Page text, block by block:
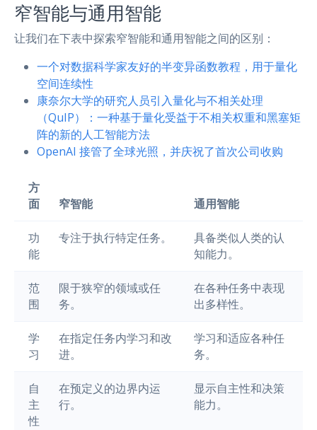
窄智能与通用智能
让我们在下表中探索窄智能和通用智能之间的区别：
一个对数据科学家友好的半变异函数教程，用于量化
空间连续性
康奈尔大学的研究人员引入量化与不相关处理
（QuIP）：一种基于量化受益于不相关权重和黑塞矩
阵的新的人工智能方法
OpenAI 接管了全球光照，并庆祝了首次公司收购
方
面
窄智能 通用智能
功
能
专注于执行特定任务。
具备类似人类的认
知能力。
范
围
限于狭窄的领域或任
务。
在各种任务中表现
出多样性。
学
习
在指定任务内学习和改
进。
学习和适应各种任
务。
自
主
性
在预定义的边界内运
行。
显示自主性和决策
能力。